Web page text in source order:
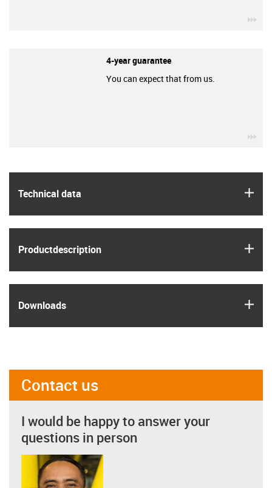
Technical data
Product­description
Downloads
4-year guarantee
You can expect that from us.
Contact us
I would be happy to answer your
questions in person